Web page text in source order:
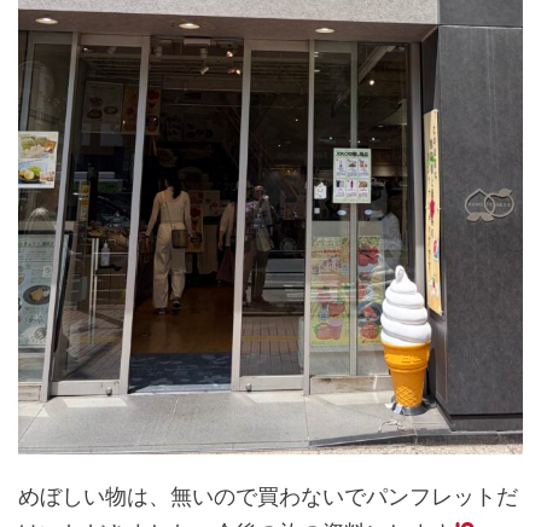
めぼしい物は、無いので買わないでパンフレットだ